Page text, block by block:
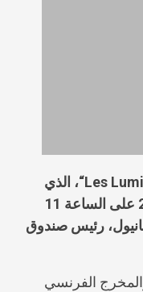
Les“، الذي
يعد برنامجا للعروض السينمائية واللقاءات حول الأدب. يمكنكم اكتشاف، يوم السبت 2 ماي 2026 على الساعة 11
رئيس صندوق
الفرنسي